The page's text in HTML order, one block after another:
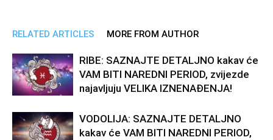
RELATED ARTICLES MORE FROM AUTHOR
RIBE: SAZNAJTE DETALJNO kakav će
VAM BITI NAREDNI PERIOD, zvijezde
najavljuju VELIKA IZNENAĐENJA!
VODOLIJA: SAZNAJTE DETALJNO
kakav će VAM BITI NAREDNI PERIOD,